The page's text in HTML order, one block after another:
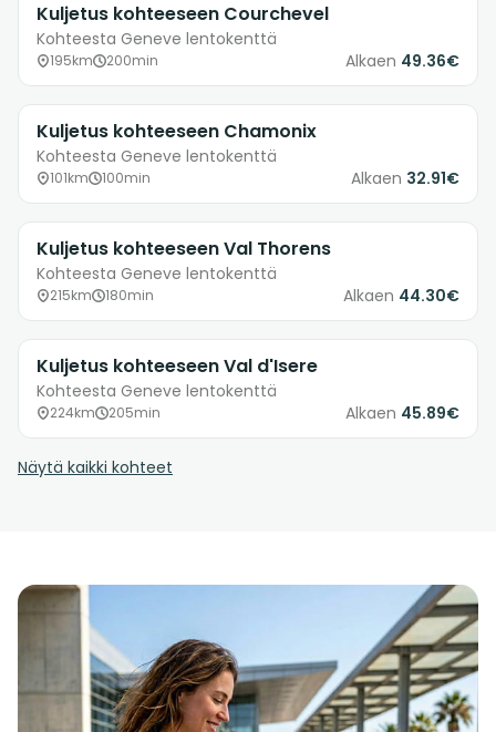
Kuljetus kohteeseen Courchevel
Kohteesta Geneve lentokenttä
195km 200min Alkaen 49.36€
Kuljetus kohteeseen Chamonix
Kohteesta Geneve lentokenttä
101km 100min Alkaen 32.91€
Kuljetus kohteeseen Val Thorens
Kohteesta Geneve lentokenttä
215km 180min Alkaen 44.30€
Kuljetus kohteeseen Val d'Isere
Kohteesta Geneve lentokenttä
224km 205min Alkaen 45.89€
Näytä kaikki kohteet